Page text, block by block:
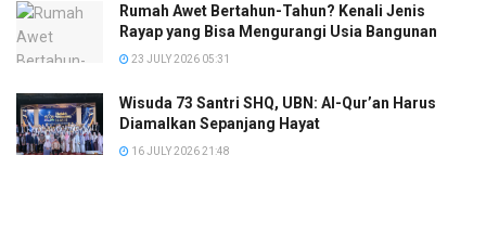
Rumah Awet Bertahun-Tahun? Kenali Jenis
Rayap yang Bisa Mengurangi Usia Bangunan
23 JULY 2026 05:31
Wisuda 73 Santri SHQ, UBN: Al-Qur’an Harus
Diamalkan Sepanjang Hayat
16 JULY 2026 21:48